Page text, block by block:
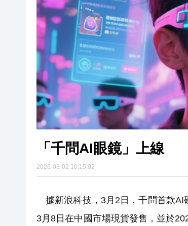
第六屆中國跨境電商
巴基斯坦多地反美抗
特朗普稱他同意與伊
宏福苑長遠居住安排
中東戰事趨激烈 原油
本港部分水域能見度
「千問AI眼鏡」上線
2026-03-02 10:15:02
據新浪科技，3月2日，千問首款AI
3月8日在中國市場現貨發售，並於